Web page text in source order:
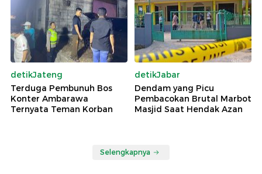
detikJateng
Terduga Pembunuh Bos
Konter Ambarawa
Ternyata Teman Korban
detikJabar
Dendam yang Picu
Pembacokan Brutal Marbot
Masjid Saat Hendak Azan
Selengkapnya